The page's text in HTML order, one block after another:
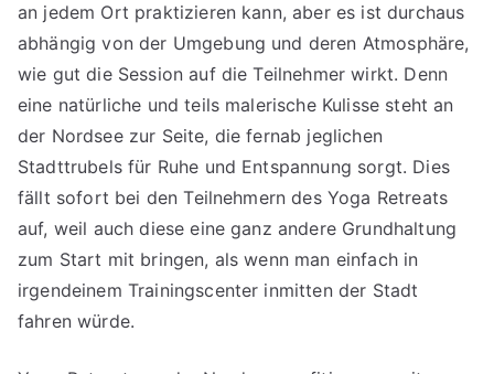
an jedem Ort praktizieren kann, aber es ist durchaus
abhängig von der Umgebung und deren Atmosphäre,
wie gut die Session auf die Teilnehmer wirkt. Denn
eine natürliche und teils malerische Kulisse steht an
der Nordsee zur Seite, die fernab jeglichen
Stadttrubels für Ruhe und Entspannung sorgt. Dies
fällt sofort bei den Teilnehmern des Yoga Retreats
auf, weil auch diese eine ganz andere Grundhaltung
zum Start mit bringen, als wenn man einfach in
irgendeinem Trainingscenter inmitten der Stadt
fahren würde.